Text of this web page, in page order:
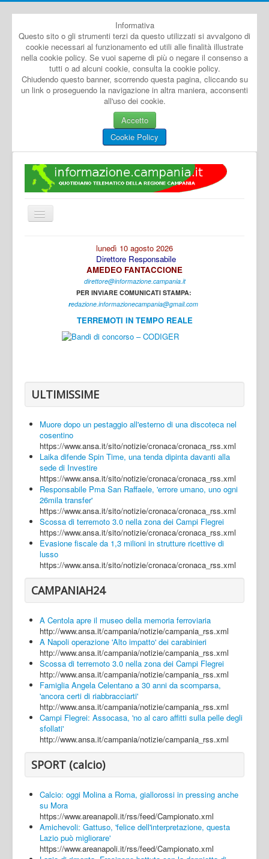
Informativa
Questo sito o gli strumenti terzi da questo utilizzati si avvalgono di
cookie necessari al funzionamento ed utili alle finalità illustrate
nella cookie policy. Se vuoi saperne di più o negare il consenso a
tutti o ad alcuni cookie, consulta la cookie policy.
Chiudendo questo banner, scorrendo questa pagina, cliccando su
un link o proseguendo la navigazione in altra maniera, acconsenti
all'uso dei cookie.
Accetto
Cookie Policy
Cambia
navigazione
Caserta
Napoli
Salerno
Login
lunedì 10 agosto 2026
Direttore Responsabile
AMEDEO FANTACCIONE
direttore@informazione.campania.it
PER INVIARE COMUNICATI STAMPA:
redazione.informazionecampania@gmail.com
TERREMOTI IN TEMPO REALE
ULTIMISSIME
Muore dopo un pestaggio all'esterno di una discoteca nel
cosentino
https://www.ansa.it/sito/notizie/cronaca/cronaca_rss.xml
Laika difende Spin Time, una tenda dipinta davanti alla
sede di Investire
https://www.ansa.it/sito/notizie/cronaca/cronaca_rss.xml
Responsabile Pma San Raffaele, 'errore umano, uno ogni
26mila transfer'
https://www.ansa.it/sito/notizie/cronaca/cronaca_rss.xml
Scossa di terremoto 3.0 nella zona dei Campi Flegrei
https://www.ansa.it/sito/notizie/cronaca/cronaca_rss.xml
Evasione fiscale da 1,3 milioni in strutture ricettive di
lusso
https://www.ansa.it/sito/notizie/cronaca/cronaca_rss.xml
CAMPANIAH24
A Centola apre il museo della memoria ferroviaria
http://www.ansa.it/campania/notizie/campania_rss.xml
A Napoli operazione 'Alto impatto' dei carabinieri
http://www.ansa.it/campania/notizie/campania_rss.xml
Scossa di terremoto 3.0 nella zona dei Campi Flegrei
http://www.ansa.it/campania/notizie/campania_rss.xml
Famiglia Angela Celentano a 30 anni da scomparsa,
'ancora certi di riabbracciarti'
http://www.ansa.it/campania/notizie/campania_rss.xml
Campi Flegrei: Assocasa, 'no al caro affitti sulla pelle degli
sfollati'
http://www.ansa.it/campania/notizie/campania_rss.xml
SPORT (calcio)
Calcio: oggi Molina a Roma, giallorossi in pressing anche
su Mora
https://www.areanapoli.it/rss/feed/Campionato.xml
Amichevoli: Gattuso, 'felice dell'interpretazione, questa
Lazio può migliorare'
https://www.areanapoli.it/rss/feed/Campionato.xml